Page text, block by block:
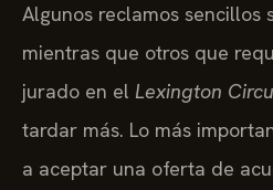
Algunos reclamos sencillos
mientras que otros que
jurado en el Lexington
tardar más. Lo más
a aceptar una oferta de